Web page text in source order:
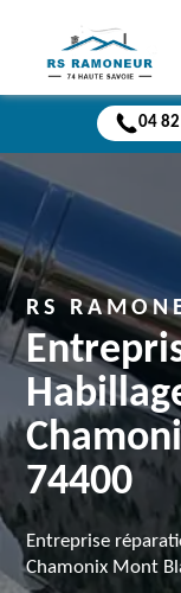
04
RS
74400
Entreprise
Chamonix Mont